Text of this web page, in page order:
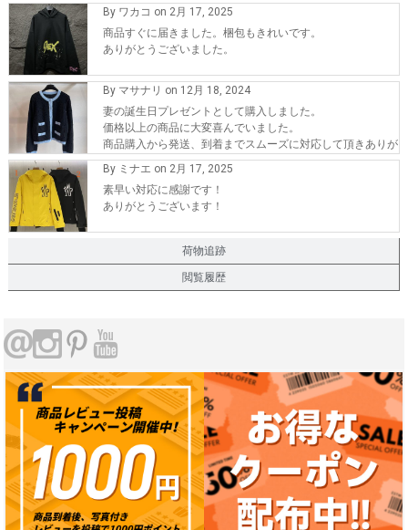
荷物追跡
閲覧履歴
By ワカコ on 2月 17, 2025
商品すぐに届きました。梱包もきれいです。
ありがとうございました。
By マサナリ on 12月 18, 2024
妻の誕生日プレゼントとして購入しました。
価格以上の商品に大変喜んでいました。
商品購入から発送、到着までスムーズに対応して頂きありが
とうございます。
また、機会が有れば購入したいです。
By ミナエ on 2月 17, 2025
素早い対応に感謝です！
ありがとうございます！